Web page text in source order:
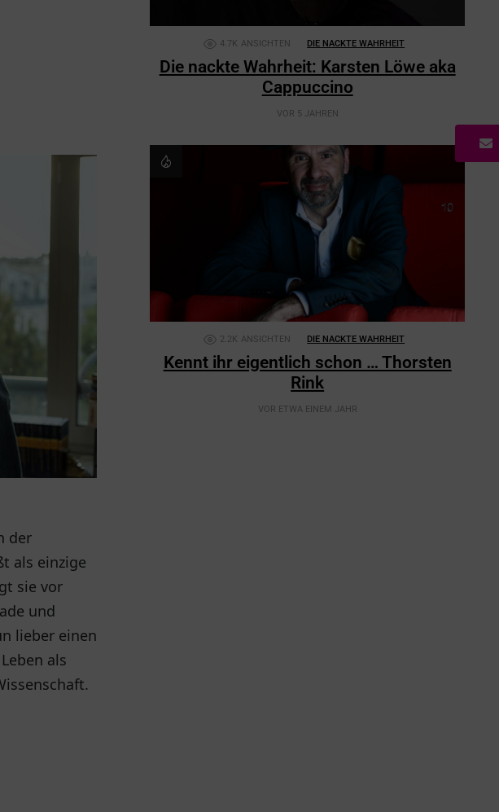
der
als einzige
sie vor
und
lieber einen
als
4.7K ANSICHTEN DIE NACKTE WAHRHEIT
Die nackte Wahrheit: Karsten Löwe aka
Cappuccino
VOR 5 JAHREN
2.2K ANSICHTEN DIE NACKTE WAHRHEIT
Kennt ihr eigentlich schon … Thorsten
Rink
VOR ETWA EINEM JAHR